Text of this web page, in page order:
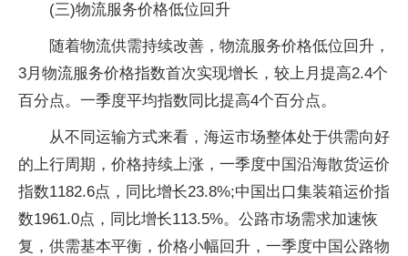
(三)物流服务价格低位回升
随着物流供需持续改善，物流服务价格低位回升，
3月物流服务价格指数首次实现增长，较上月提高2.4个
百分点。一季度平均指数同比提高4个百分点。
从不同运输方式来看，海运市场整体处于供需向好
的上行周期，价格持续上涨，一季度中国沿海散货运价
指数1182.6点，同比增长23.8%;中国出口集装箱运价指
数1961.0点，同比增长113.5%。公路市场需求加速恢
复，供需基本平衡，价格小幅回升，一季度中国公路物